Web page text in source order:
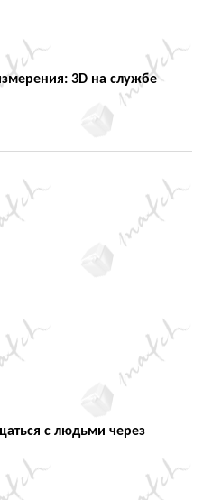
3D на службе
с людьми через